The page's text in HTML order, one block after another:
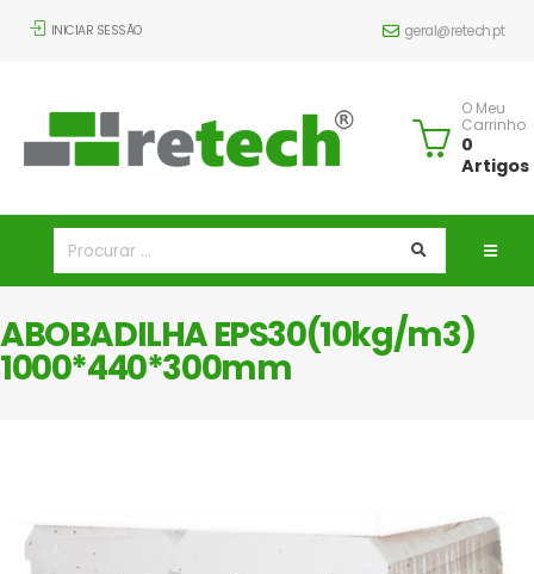
INICIAR SESSÃO geral@retech.pt
O Meu
Carrinho
0
Artigos
ABOBADILHA EPS30(10kg/m3)
1000*440*300mm